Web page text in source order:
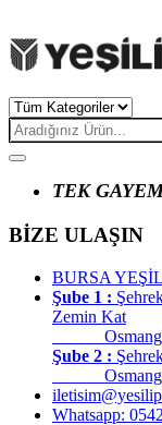
TEK
BİZE ULAŞIN
BURSA
Şube 1 :
Zemin Kat
Şube 2 :
Whatsapp: